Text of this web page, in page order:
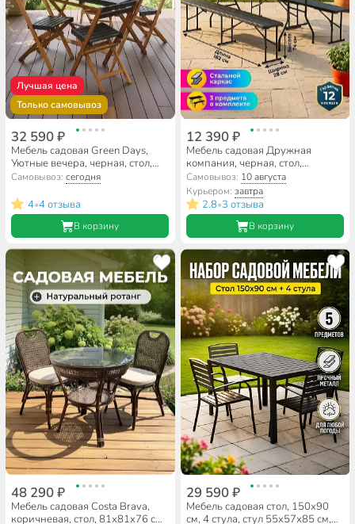
Лучшая цена
Только самовывоз
32 590 ₽
Мебель садовая Green Days,
Уютные вечера, черная, стол,
120х72х70 см, 4 стула, 80 кг,
Самовывоз:сегодня
4•4 отзыва
В корзину
12 390 ₽
Мебель садовая Дружная
компания, черная, стол,
180х70х74 см, 2 скамейки,
182х28х44 см, под дерево,
C010218
Самовывоз: 10 августа
Курьером: завтра
2.8•3 отзыва
В корзину
48 290 ₽
Мебель садовая Costa Brava,
коричневая, стол, 81х81х76 см,
29 590 ₽
Мебель садовая стол, 150х90
см, 4 стула, стул 55х57х85 см,